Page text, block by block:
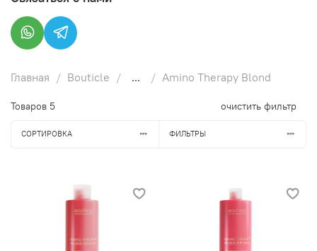
Главная Bouticle ... Amino Therapy Blond
Товаров 5 очистить фильтр
СОРТИРОВКА ФИЛЬТРЫ